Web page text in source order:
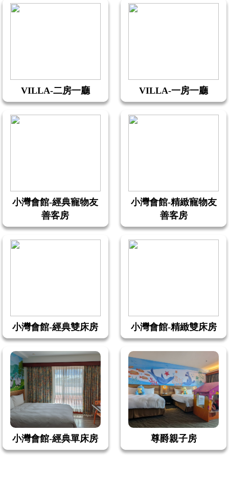
VILLA-二房一廳 VILLA-一房一廳
小灣會館-經典寵物友
善客房
小灣會館-精緻寵物友
善客房
小灣會館-經典雙床房 小灣會館-精緻雙床房
小灣會館-經典單床房 尊爵親子房